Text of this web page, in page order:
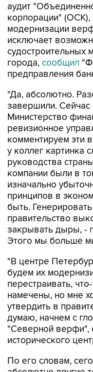
аудит
корпорации" (ОСК),
модернизации
исключает
судостроительных
города, сообщил
предправления
"Да, абсолютно.
завершили. Сейчас
Министерство
ревизионное
комментируем эти
у коллег картинка
руководства
компании были в
изначально
принципов в
быть.
правительство
закрывать дыры, -
Этого мы больше
"В центре
будем их
перестраивать,
намечены, но мне
утвердить в
думаю, начнем с
"Северной верфи",
исторического
По его словам,